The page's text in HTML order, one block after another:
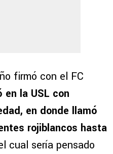
firmó con el FC
en la USL con
en donde llamó
rojiblancos hasta
cual sería pensado